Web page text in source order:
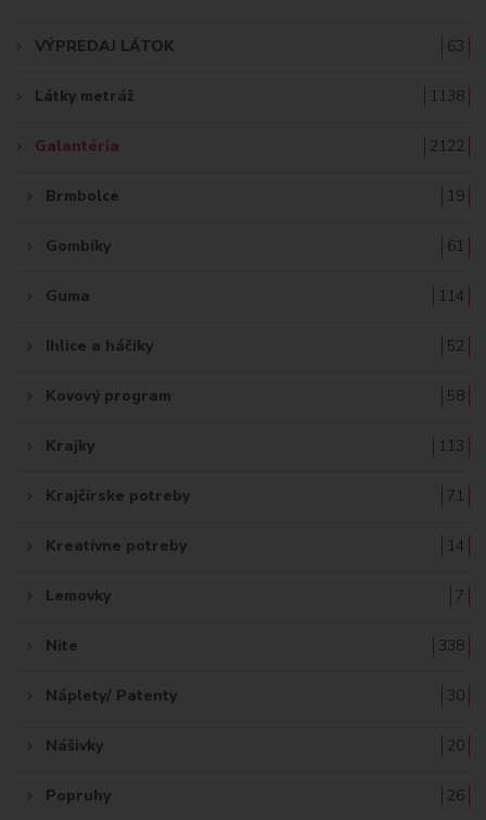
VÝPREDAJ LÁTOK 63
Látky metráž 1138
Galantéria 2122
Brmbolce 19
Gombíky 61
Guma 114
Ihlice a háčiky 52
Kovový program 58
Krajky 113
Krajčírske potreby 71
Kreatívne potreby 14
Lemovky 7
Nite 338
Náplety/ Patenty 30
Nášivky 20
Popruhy 26